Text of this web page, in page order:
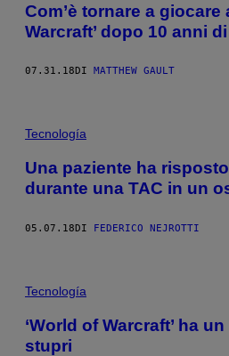
Com’è tornare a giocare
Warcraft’ dopo 10 anni
07.31.18 DI MATTHEW GAULT
Tecnología
Una paziente ha
durante una TAC in un
05.07.18DI FEDERICO NEJROTTI
Tecnología
‘World of Warcraft’ ha
stupri